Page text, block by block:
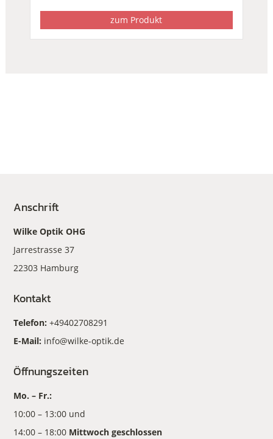
zum Produkt
Anschrift
Wilke Optik OHG
Jarrestrasse 37
22303 Hamburg
Kontakt
Telefon:+49402708291
E-Mail: info@wilke-optik.de
Öffnungszeiten
Mo. – Fr.:
10:00 – 13:00 und
14:00 – 18:00 Mittwoch geschlossen